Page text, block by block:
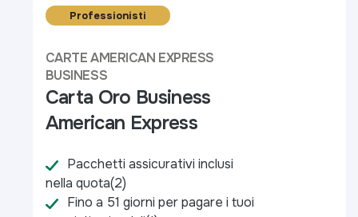
Professionisti
CARTE AMERICAN EXPRESS
BUSINESS
Carta Oro Business
American Express
Pacchetti assicurativi inclusi
nella quota(2) ​
Fino a 51 giorni per pagare i tuoi